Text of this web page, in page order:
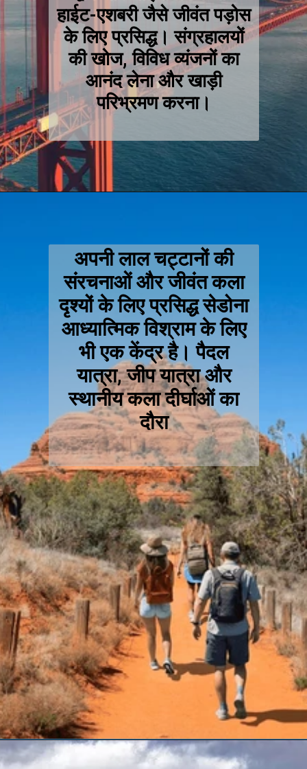
हाईट-एशबरी जैसे जीवंत पड़ोस
के लिए प्रसिद्ध। संग्रहालयों
की खोज, विविध व्यंजनों का
आनंद लेना और खाड़ी
परिभ्रमण करना।
अपनी लाल चट्टानों की
संरचनाओं और जीवंत कला
दृश्यों के लिए प्रसिद्ध सेडोना
आध्यात्मिक विश्राम के लिए
भी एक केंद्र है। पैदल
यात्रा, जीप यात्रा और
स्थानीय कला दीर्घाओं का
दौरा